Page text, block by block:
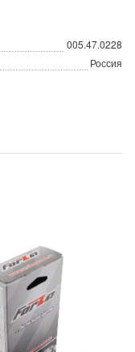
005.47.0228
Россия